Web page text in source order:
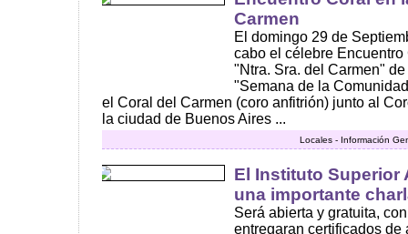
Carmen
El domingo 29 de
cabo el célebre
"Ntra. Sra. del Carmen"
"Semana de la
el Coral del Carmen (coro anfitrión) junto al
la ciudad de Buenos Aires ...
Locales - Información
El Instituto Superior
una importante
Será abierta y gratuita,
entregaran certificados de